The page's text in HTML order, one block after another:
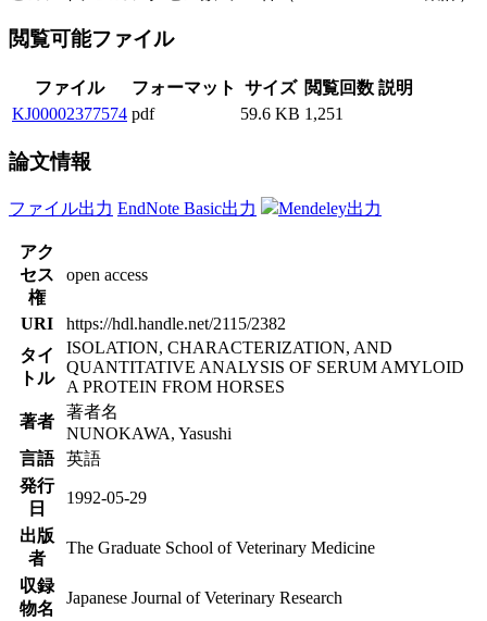
閲覧可能ファイル
ファイル フォーマット サイズ 閲覧回数 説明
KJ00002377574 pdf 59.6 KB 1,251
論文情報
ファイル出力 EndNote Basic出力 Mendeley出力
アク
セス
権
open access
URI
https://hdl.handle.net/2115/2382
タイ
トル
ISOLATION, CHARACTERIZATION, AND
QUANTITATIVE ANALYSIS OF SERUM AMYLOID
A PROTEIN FROM HORSES
著者
著者名
NUNOKAWA, Yasushi
言語
英語
発行
日
1992-05-29
出版
者
The Graduate School of Veterinary Medicine
収録
物名
Japanese Journal of Veterinary Research